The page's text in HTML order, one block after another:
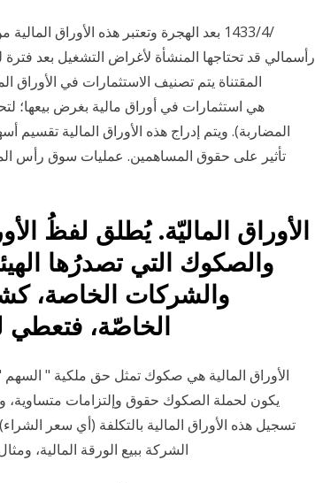
رأسمالي قد تحتاجها المنشأة لأغراض التشغيل بعد فترة
المقتناة يتم تصنيف الاستثمارات في الأوراق
المضاربة). ويتم إدراج هذه الأوراق المالية
تأثير على حقوق المساهمين. عمليات سوق رأس
الأوراق الماليّة. يُطلق لفظُ
والصكوك التي تصدرُها
والشركات الخاصة،
الخاصّة،
الأوراق المالية هي صكوك تمثل حق ملكية "
يكون لحملة الصكوك حقوق وإلتزامات متساوية،
تسجيل هذه الأوراق المالية بالتكلفة (أي سعر
الشركة ببيع الورقة المالية،